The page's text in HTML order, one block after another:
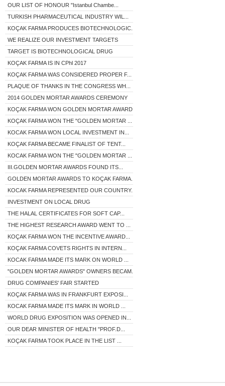
OUR LIST OF HONOUR "Istanbul Chambe...
TURKISH PHARMACEUTICAL INDUSTRY WIL...
KOÇAK FARMA PRODUCES BIOTECHNOLOGIC...
WE REALIZE OUR INVESTMENT TARGETS
TARGET IS BIOTECHNOLOGICAL DRUG
KOÇAK FARMA IS IN CPhl 2017
KOÇAK FARMA WAS CONSIDERED PROPER F...
PLAQUE OF THANKS IN THE CONGRESS WH...
2014 GOLDEN MORTAR AWARDS CEREMONY
KOÇAK FARMA WON GOLDEN MORTAR AWARD...
KOÇAK FARMA WON THE "GOLDEN MORTAR ...
KOCAK FARMA WON LOCAL INVESTMENT IN...
KOÇAK FARMA BECAME FINALIST OF TENT...
KOCAK FARMA WON THE "GOLDEN MORTAR ...
III.GOLDEN MORTAR AWARDS FOUND ITS...
GOLDEN MORTAR AWARDS TO KOÇAK FARMA...
KOCAK FARMA REPRESENTED OUR COUNTRY...
INVESTMENT ON LOCAL DRUG
THE HALAL CERTIFICATES FOR SOFT CAP...
THE HIGHEST RESEARCH AWARD WENT TO ...
KOÇAK FARMA WON THE INCENTIVE AWARD...
KOÇAK FARMA COVETS RIGHTS IN INTERN...
KOCAK FARMA MADE ITS MARK ON WORLD ...
"GOLDEN MORTAR AWARDS" OWNERS BECAM...
DRUG COMPANIES' FAIR STARTED
KOÇAK FARMA WAS IN FRANKFURT EXPOSI...
KOCAK FARMA MADE ITS MARK IN WORLD ...
WORLD DRUG EXPOSITION WAS OPENED IN...
OUR DEAR MINISTER OF HEALTH "PROF.D...
KOÇAK FARMA TOOK PLACE IN THE LIST ...